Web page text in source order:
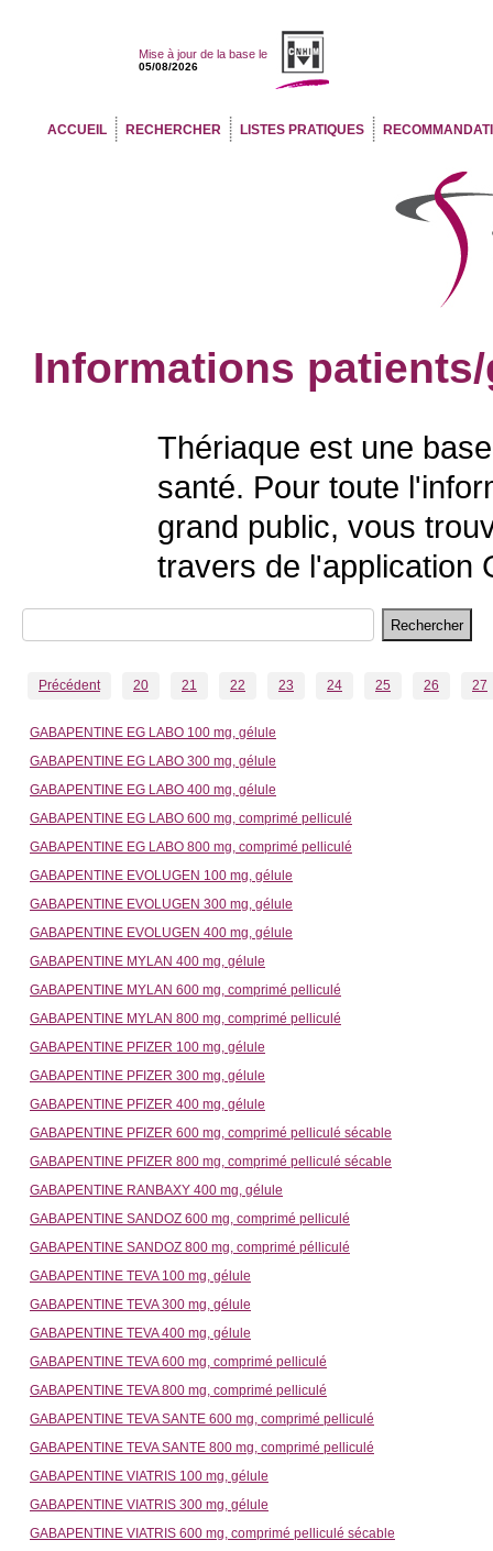
Mise à jour de la base le
05/08/2026
ACCUEIL RECHERCHER LISTES PRATIQUES
Informations
Thériaque est une
santé. Pour toute
grand public, vous
travers de l'application
Précédent 20 21 22 23 24 25 26 27
GABAPENTINE EG LABO 100 mg, gélule
GABAPENTINE EG LABO 300 mg, gélule
GABAPENTINE EG LABO 400 mg, gélule
GABAPENTINE EG LABO 600 mg, comprimé pelliculé
GABAPENTINE EG LABO 800 mg, comprimé pelliculé
GABAPENTINE EVOLUGEN 100 mg, gélule
GABAPENTINE EVOLUGEN 300 mg, gélule
GABAPENTINE EVOLUGEN 400 mg, gélule
GABAPENTINE MYLAN 400 mg, gélule
GABAPENTINE MYLAN 600 mg, comprimé pelliculé
GABAPENTINE MYLAN 800 mg, comprimé pelliculé
GABAPENTINE PFIZER 100 mg, gélule
GABAPENTINE PFIZER 300 mg, gélule
GABAPENTINE PFIZER 400 mg, gélule
GABAPENTINE PFIZER 600 mg, comprimé pelliculé sécable
GABAPENTINE PFIZER 800 mg, comprimé pelliculé sécable
GABAPENTINE RANBAXY 400 mg, gélule
GABAPENTINE SANDOZ 600 mg, comprimé pelliculé
GABAPENTINE SANDOZ 800 mg, comprimé pélliculé
GABAPENTINE TEVA 100 mg, gélule
GABAPENTINE TEVA 300 mg, gélule
GABAPENTINE TEVA 400 mg, gélule
GABAPENTINE TEVA 600 mg, comprimé pelliculé
GABAPENTINE TEVA 800 mg, comprimé pelliculé
GABAPENTINE TEVA SANTE 600 mg, comprimé pelliculé
GABAPENTINE TEVA SANTE 800 mg, comprimé pelliculé
GABAPENTINE VIATRIS 100 mg, gélule
GABAPENTINE VIATRIS 300 mg, gélule
GABAPENTINE VIATRIS 600 mg, comprimé pelliculé sécable